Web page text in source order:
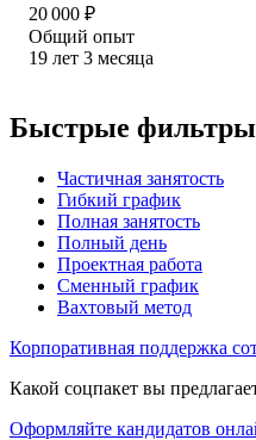
20 000 ₽
Общий опыт
19 лет 3 месяца
Быстрые фильтры
Частичная занятость
Гибкий график
Полная занятость
Полный день
Проектная работа
Сменный график
Вахтовый метод
Корпоративная поддержка
Какой соцпакет вы
Оформляйте кандидатов